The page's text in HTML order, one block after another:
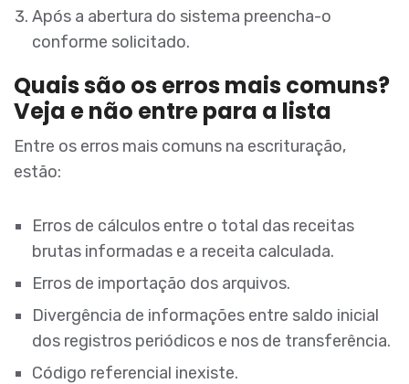
Após a abertura do sistema preencha-o
conforme solicitado.
Quais são os erros mais comuns?
Veja e não entre para a lista
Entre os erros mais comuns na escrituração,
estão:
Erros de cálculos entre o total das receitas
brutas informadas e a receita calculada.
Erros de importação dos arquivos.
Divergência de informações entre saldo inicial
dos registros periódicos e nos de transferência.
Código referencial inexiste.